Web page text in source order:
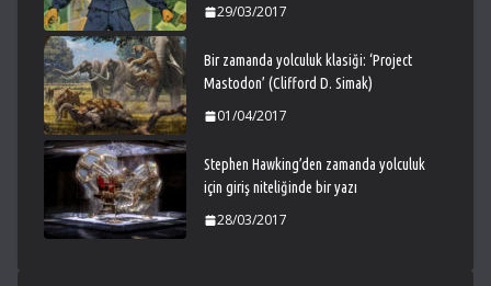
29/03/2017
Bir zamanda yolculuk klasiği: ‘Project
Mastodon’ (Clifford D. Simak)
01/04/2017
Stephen Hawking’den zamanda yolculuk
için giriş niteliğinde bir yazı
28/03/2017